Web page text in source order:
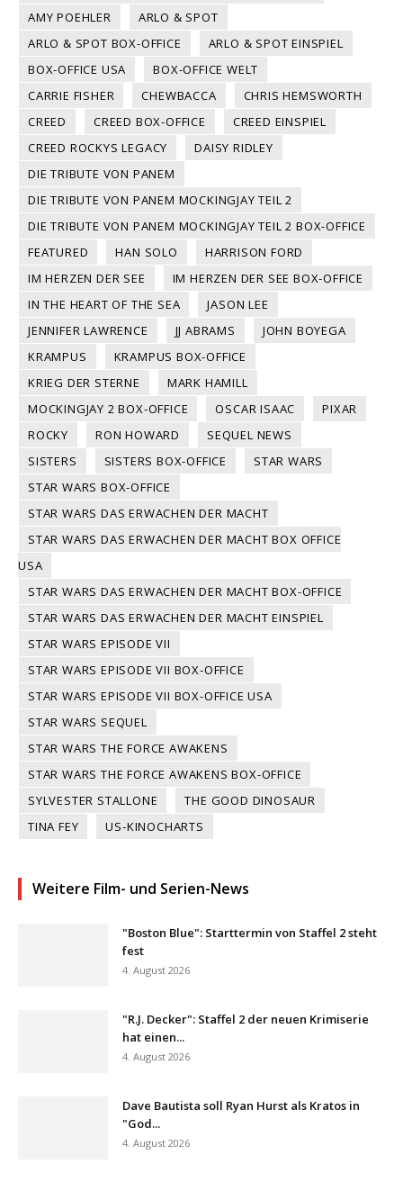
AMY POEHLER
ARLO & SPOT
ARLO & SPOT BOX-OFFICE
ARLO & SPOT EINSPIEL
BOX-OFFICE USA
BOX-OFFICE WELT
CARRIE FISHER
CHEWBACCA
CHRIS HEMSWORTH
CREED
CREED BOX-OFFICE
CREED EINSPIEL
CREED ROCKYS LEGACY
DAISY RIDLEY
DIE TRIBUTE VON PANEM
DIE TRIBUTE VON PANEM MOCKINGJAY TEIL 2
DIE TRIBUTE VON PANEM MOCKINGJAY TEIL 2 BOX-OFFICE
FEATURED
HAN SOLO
HARRISON FORD
IM HERZEN DER SEE
IM HERZEN DER SEE BOX-OFFICE
IN THE HEART OF THE SEA
JASON LEE
JENNIFER LAWRENCE
JJ ABRAMS
JOHN BOYEGA
KRAMPUS
KRAMPUS BOX-OFFICE
KRIEG DER STERNE
MARK HAMILL
MOCKINGJAY 2 BOX-OFFICE
OSCAR ISAAC
PIXAR
ROCKY
RON HOWARD
SEQUEL NEWS
SISTERS
SISTERS BOX-OFFICE
STAR WARS
STAR WARS BOX-OFFICE
STAR WARS DAS ERWACHEN DER MACHT
STAR WARS DAS ERWACHEN DER MACHT BOX OFFICE
USA
STAR WARS DAS ERWACHEN DER MACHT BOX-OFFICE
STAR WARS DAS ERWACHEN DER MACHT EINSPIEL
STAR WARS EPISODE VII
STAR WARS EPISODE VII BOX-OFFICE
STAR WARS EPISODE VII BOX-OFFICE USA
STAR WARS SEQUEL
STAR WARS THE FORCE AWAKENS
STAR WARS THE FORCE AWAKENS BOX-OFFICE
SYLVESTER STALLONE
THE GOOD DINOSAUR
TINA FEY
US-KINOCHARTS
Weitere Film- und Serien-News
"Boston Blue": Starttermin von Staffel 2 steht
fest
4. August 2026
"R.J. Decker": Staffel 2 der neuen Krimiserie
hat einen...
4. August 2026
Dave Bautista soll Ryan Hurst als Kratos in
"God...
4. August 2026